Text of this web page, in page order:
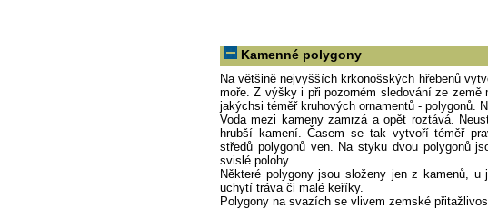
Kamenné polygony
Na většině nejvyšších krkonošských hřebenů
moře. Z výšky i při pozorném sledování ze
jakýchsi téměř kruhových ornamentů - polygonů.
Voda mezi kameny zamrzá a opět roztává.
hrubší kamení. Časem se tak vytvoří téměř
středů polygonů ven. Na styku dvou polygonů
svislé polohy.
Některé polygony jsou složeny jen z kamenů,
uchytí tráva či malé keříky.
Polygony na svazích se vlivem zemské